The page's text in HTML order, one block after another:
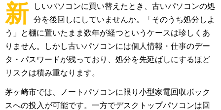
新
しいパソコンに買い替えたとき、古いパソコンの処
分を後回しにしていませんか。「そのうち処分しよ
う」と棚に置いたまま数年が経つというケースは珍しくあ
りません。しかし古いパソコンには個人情報・仕事のデー
タ・パスワードが残っており、処分を先延ばしにするほど
リスクは積み重なります。
茅ヶ崎市では、ノートパソコンに限り小型家電回収ボック
スへの投入が可能です。一方でデスクトップパソコンは回